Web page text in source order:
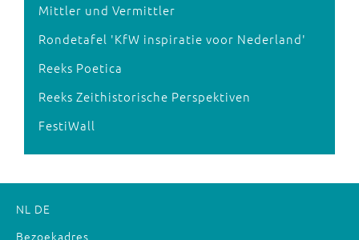
Mittler und Vermittler
Rondetafel 'KfW inspiratie voor Nederland'
Reeks Poetica
Reeks Zeithistorische Perspektiven
FestiWall
NL DE
Bezoekadres